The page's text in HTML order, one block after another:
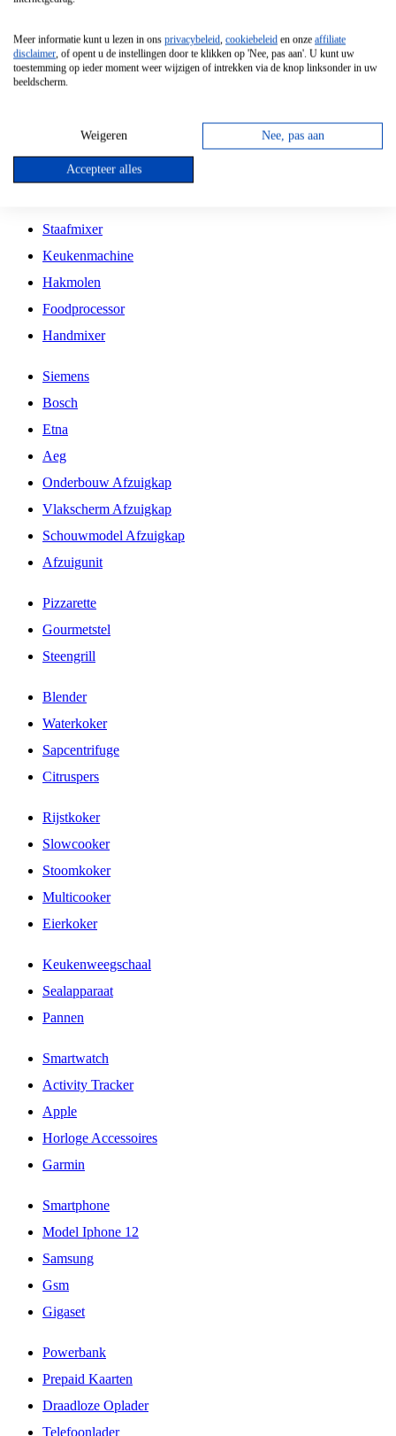
Vrijstaande Magnetron
Vrijstaande Kookplaat
Inbouw Gaskookplaat
Inbouw Keramische Kookplaat
Kookplaat Accessoires
Staafmixer
Keukenmachine
Hakmolen
Foodprocessor
Handmixer
Siemens
Bosch
Etna
Aeg
Onderbouw Afzuigkap
Vlakscherm Afzuigkap
Schouwmodel Afzuigkap
Afzuigunit
Pizzarette
Gourmetstel
Steengrill
Blender
Waterkoker
Sapcentrifuge
Citruspers
Rijstkoker
Slowcooker
Stoomkoker
Multicooker
Eierkoker
Keukenweegschaal
Sealapparaat
Pannen
Smartwatch
Activity Tracker
Apple
Horloge Accessoires
Garmin
Smartphone
Model Iphone 12
Samsung
Gsm
Gigaset
Powerbank
Prepaid Kaarten
Draadloze Oplader
Telefoonlader
Meer informatie kunt u lezen in ons privacybeleid, cookiebeleid en onze affiliate
disclaimer, of opent u de instellingen door te klikken op 'Nee, pas aan'. U kunt uw
toestemming op ieder moment weer wijzigen of intrekken via de knop linksonder in uw
beeldscherm.
Weigeren Nee, pas aan
Accepteer alles